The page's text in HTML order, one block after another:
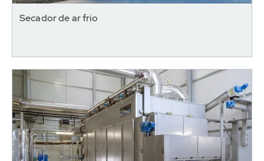
Secador de ar frio